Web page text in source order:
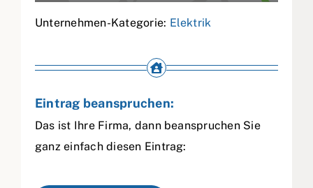
Unternehmen-Kategorie: Elektrik
Eintrag beanspruchen:
Das ist Ihre Firma, dann beanspruchen Sie
ganz einfach diesen Eintrag: